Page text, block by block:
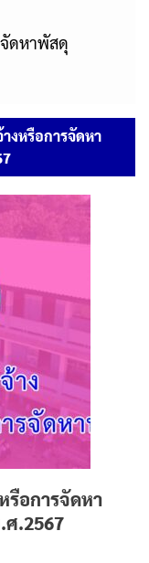
ดหาพัสดุ
งหรือการจัดหา
รือการจัดหา
.2567